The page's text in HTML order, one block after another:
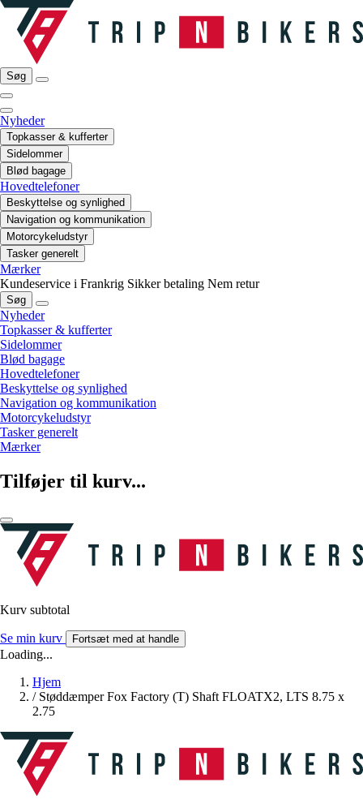
Søg
Nyheder
Topkasser & kufferter
Sidelommer
Blød bagage
Hovedtelefoner
Beskyttelse og synlighed
Navigation og kommunikation
Motorcykeludstyr
Tasker generelt
Mærker
Kundeservice i Frankrig Sikker betaling Nem retur
Søg
Nyheder
Topkasser & kufferter
Sidelommer
Blød bagage
Hovedtelefoner
Beskyttelse og synlighed
Navigation og kommunikation
Motorcykeludstyr
Tasker generelt
Mærker
Tilføjer til kurv...
Kurv subtotal
Se min kurv Fortsæt med at handle
Loading...
Hjem
/ Støddæmper Fox Factory (T) Shaft FLOATX2, LTS 8.75 x
2.75